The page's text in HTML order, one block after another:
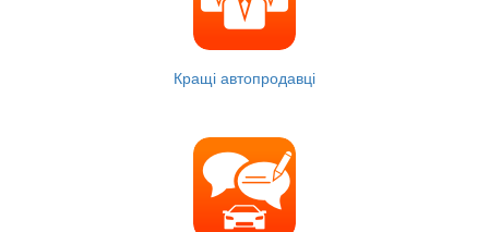
Кращі автопродавці